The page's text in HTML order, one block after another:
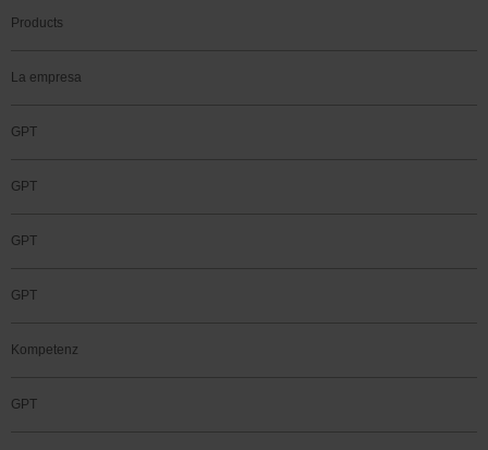
Products
La empresa
GPT
GPT
GPT
GPT
Kompetenz
GPT